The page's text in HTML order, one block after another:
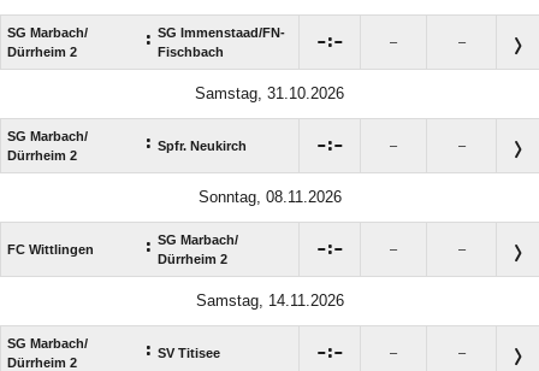
SG Marbach/​
Dürrheim 2
: SG Immenstaad/​FN-
Fischbach
: – –
Samstag, 31.10.2026
SG Marbach/​
Dürrheim 2
: Spfr. Neukirch : – –
Sonntag, 08.11.2026
FC Wittlingen : SG Marbach/​
Dürrheim 2
: – –
Samstag, 14.11.2026
SG Marbach/​
Dürrheim 2
: SV Titisee : – –